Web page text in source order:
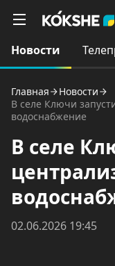
Новости
Главная
Новости
В селе Ключи
водоснабжение
В селе
02.06.2026 19:45